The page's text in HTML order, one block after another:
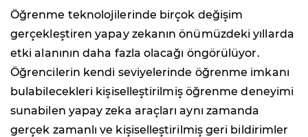
Öğrenme teknolojilerinde birçok değişim
gerçekleştiren yapay zekanın önümüzdeki yıllarda
etki alanının daha fazla olacağı öngörülüyor.
Öğrencilerin kendi seviyelerinde öğrenme imkanı
bulabilecekleri kişiselleştirilmiş öğrenme deneyimi
sunabilen yapay zeka araçları aynı zamanda
gerçek zamanlı ve kişiselleştirilmiş geri bildirimler